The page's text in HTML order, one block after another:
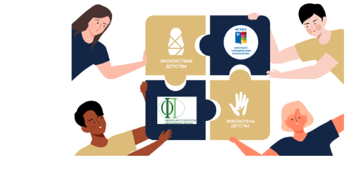
РОССИИ,
СЕРИЯ
ВЕБИНАРОВ
26
ИЮНЯ